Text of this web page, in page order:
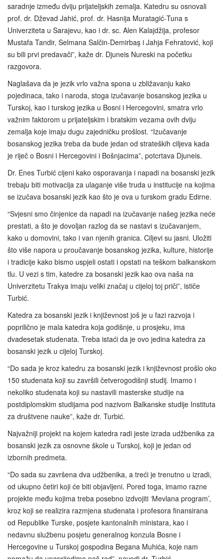
saradnje između dviju prijateljskih zemalja. Katedru su osnovali
prof. dr. Dževad Jahić, prof. dr. Hasnija Muratagić‑Tuna s
Univerziteta u Sarajevu, kao i dr. sc. Alen Kalajdžija, profesor
Mustafa Tandir, Selmana Salčin-Demirbaş i Jahja Fehratović, koji
su bili prvi predavači”, kaže dr. Djuneis Nureski na početku
razgovora.
Naglašava da je jezik vrlo važna spona u zbližavanju kako
pojedinaca, tako i naroda, stoga izučavanje bosanskog jezika u
Turskoj, kao i turskog jezika u Bosni i Hercegovini, smatra vrlo
važnim faktorom u prijateljskim i bratskim vezama ovih dviju
zemalja koje imaju dugu zajedničku prošlost. “Izučavanje
bosanskog jezika treba da bude jedan od strateških ciljeva kada
je riječ o Bosni i Hercegovini i Bošnjacima”, potcrtava Djuneis.
Dr. Enes Turbić cijeni kako osporavanja i napadi na bosanski jezik
trebaju biti motivacija za ulaganje više truda u institucije na kojima
se izučava bosanski jezik kao što je ova u turskom gradu Edirne.
“Svjesni smo činjenice da napadi na izučavanje našeg jezika neće
prestati, a što je dovoljan razlog da se nastavi s izučavanjem,
kako u domovini, tako i van njenih granica. Ciljevi su jasni. Uložiti
što više napora u proučavanje bosanskog jezika, kulture, historije
i tradicije kako bismo uspjeli ostati i opstati na teškom balkanskom
tlu. U vezi s tim, katedre za bosanski jezik kao ova naša na
Univerzitetu Trakya imaju veliki značaj u cijeloj toj priči”, ističe
Turbić.
Katedra za bosanski jezik i književnost još je u fazi razvoja i
poprilično je mala katedra koja godišnje, u prosjeku, ima
dvadesetak studenata. Treba istaći da je ovo jedina katedra za
bosanski jezik u cijeloj Turskoj.
“Do sada je kroz katedru za bosanski jezik i književnost prošlo oko
150 studenata koji su završili četverogodišnji studij. Imamo i
nekoliko studenata koji su nastavili masterske studije na
postdiplomskim studijama pod nazivom Balkanske studije Instituta
za društvene nauke”, kaže dr. Turbić.
Najvažniji projekt na kojem katedra radi jeste izrada udžbenika za
bosanski jezik za osnovne škole u Turskoj, koji je jedan od
izbornih predmeta.
“Do sada su završena dva udžbenika, a treći je trenutno u izradi,
od ukupno četiri koji će biti objavljeni. Pored toga, imamo razne
projekte među kojima treba posebno izdvojiti ‘Mevlana program’,
kroz koji se realizira razmjena studenata i profesora finansirana
od Republike Turske, posjete kantonalnih ministara, kao i
nedavnu službenu posjetu generalnog konzula Bosne i
Hercegovine u Turskoj gospodina Begana Muhića, koje nam